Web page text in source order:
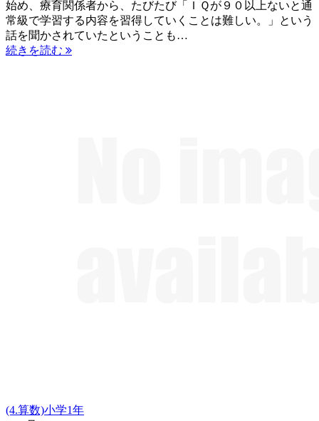
始め、療育関係者から、たびたび「ＩＱが９０以上ないと通
常級で学習する内容を習得していくことは難しい。」という
話を聞かされていたということも…
続きを読む
(4.算数)小学1年